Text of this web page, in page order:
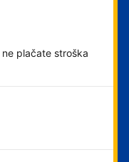
plačate stroška